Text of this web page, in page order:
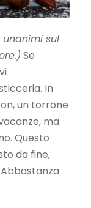
sul
Se
In
un torrone
ma
Questo
da fine,